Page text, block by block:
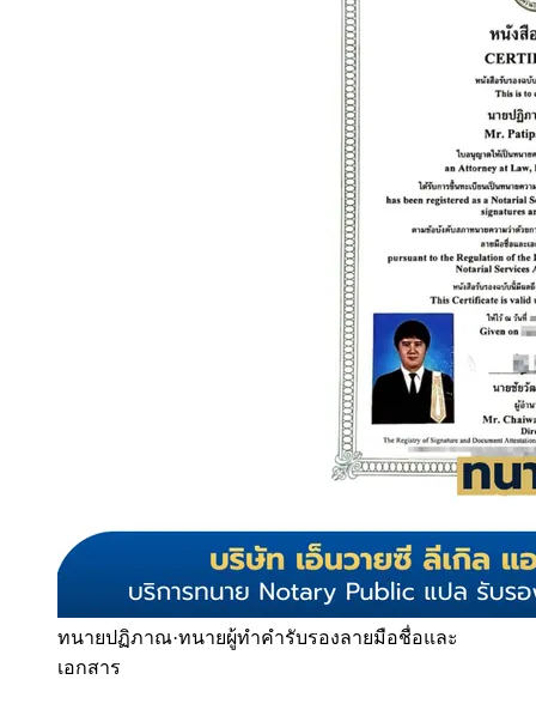
ทนายปฏิภาณ·ทนายผู้ทำคำรับรองลายมือชื่อและ
เอกสาร